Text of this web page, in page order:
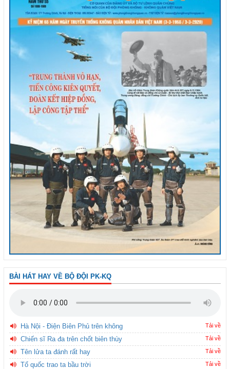
BÀI HÁT HAY VỀ BỘ ĐỘI PK-KQ
Hà Nội - Điện Biên Phủ trên không Tải về
Chiến sĩ Ra đa trên chốt biên thùy Tải về
Tên lửa ta đánh rất hay Tải về
Tổ quốc trao ta bầu trời Tải về